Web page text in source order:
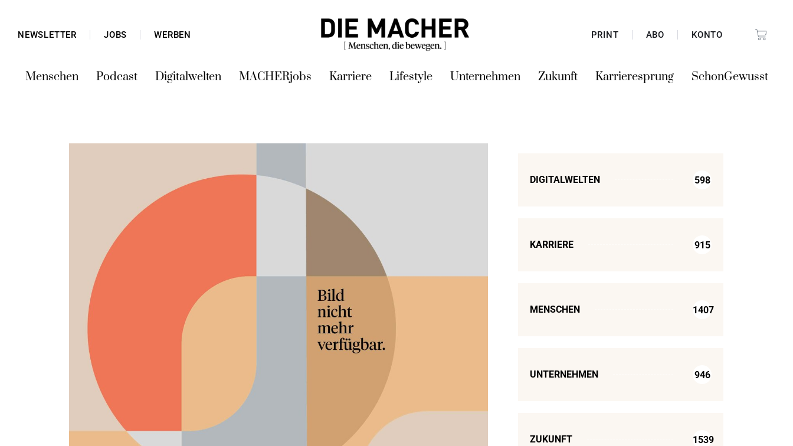
NEWSLETTER JOBS WERBEN PRINT ABO KONTO
Menschen Podcast Digitalwelten MACHERjobs Karriere Lifestyle Unternehmen Zukunft Karrieresprung SchonGewusst
DIGITALWELTEN 598
KARRIERE 915
MENSCHEN 1407
UNTERNEHMEN 946
ZUKUNFT 1539